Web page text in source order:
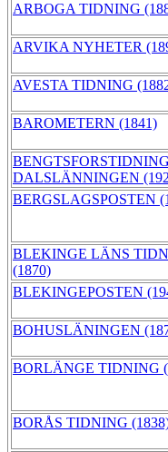
ARBOGA TIDNING
ARVIKA NYHETER
AVESTA TIDNING
BAROMETERN (1841)
DALSLÄNNINGEN
BERGSLAGSPOSTEN
BLEKINGE LÄNS
(1870)
BLEKINGEPOSTEN
BOHUSLÄNINGEN
BORLÄNGE TIDNING
BORÅS TIDNING